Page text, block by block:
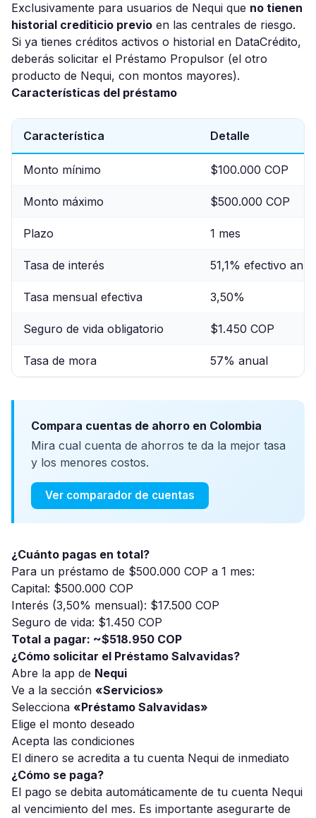
Exclusivamente para usuarios de Nequi que no tienen
historial crediticio previo en las centrales de riesgo.
Si ya tienes créditos activos o historial en DataCrédito,
deberás solicitar el Préstamo Propulsor (el otro
producto de Nequi, con montos mayores).
Características del préstamo
Característica Detalle
Monto mínimo $100.000 COP
Monto máximo $500.000 COP
Plazo 1 mes
Tasa de interés 51,1% efectivo
Tasa mensual efectiva 3,50%
Seguro de vida obligatorio $1.450 COP
Tasa de mora 57% anual
Compara cuentas de ahorro en Colombia
Mira cual cuenta de ahorros te da la mejor tasa
y los menores costos.
Ver comparador de cuentas
¿Cuánto pagas en total?
Para un préstamo de $500.000 COP a 1 mes:
Capital: $500.000 COP
Interés (3,50% mensual): $17.500 COP
Seguro de vida: $1.450 COP
Total a pagar: ~$518.950 COP
¿Cómo solicitar el Préstamo Salvavidas?
Abre la app de Nequi
Ve a la sección «Servicios»
Selecciona «Préstamo Salvavidas»
Elige el monto deseado
Acepta las condiciones
El dinero se acredita a tu cuenta Nequi de inmediato
¿Cómo se paga?
El pago se debita automáticamente de tu cuenta Nequi
al vencimiento del mes. Es importante asegurarte de